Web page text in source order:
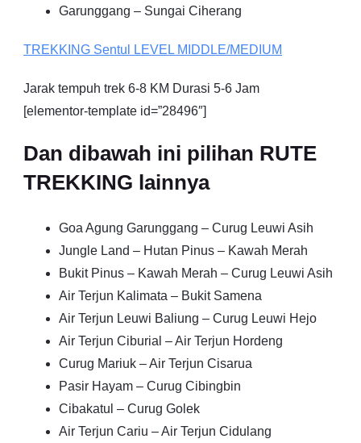
Garunggang – Sungai Ciherang
TREKKING Sentul LEVEL MIDDLE/MEDIUM
Jarak tempuh trek 6-8 KM Durasi 5-6 Jam
[elementor-template id=”28496″]
Dan dibawah ini pilihan RUTE
TREKKING lainnya
Goa Agung Garunggang – Curug Leuwi Asih
Jungle Land – Hutan Pinus – Kawah Merah
Bukit Pinus – Kawah Merah – Curug Leuwi Asih
Air Terjun Kalimata – Bukit Samena
Air Terjun Leuwi Baliung – Curug Leuwi Hejo
Air Terjun Ciburial – Air Terjun Hordeng
Curug Mariuk – Air Terjun Cisarua
Pasir Hayam – Curug Cibingbin
Cibakatul – Curug Golek
Air Terjun Cariu – Air Terjun Cidulang